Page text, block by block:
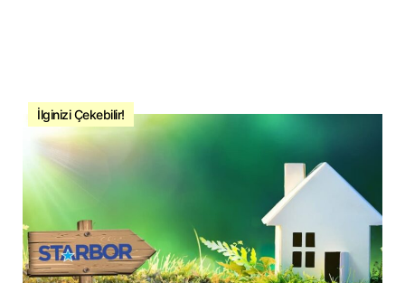
İlginizi Çekebilir!